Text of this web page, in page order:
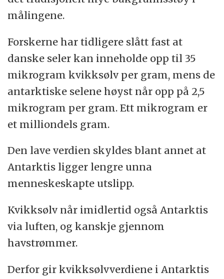
målingene.
Forskerne har tidligere slått fast at
danske seler kan inneholde opp til 35
mikrogram kvikksølv per gram, mens de
antarktiske selene høyst når opp på 2,5
mikrogram per gram. Ett mikrogram er
et milliondels gram.
Den lave verdien skyldes blant annet at
Antarktis ligger lengre unna
menneskeskapte utslipp.
Kvikksølv når imidlertid også Antarktis
via luften, og kanskje gjennom
havstrømmer.
Derfor gir kvikksølvverdiene i Antarktis